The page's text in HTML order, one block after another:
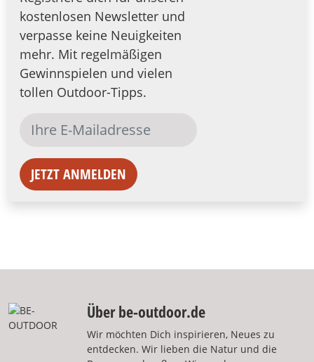
kostenlosen Newsletter und
verpasse keine Neuigkeiten
mehr. Mit regelmäßigen
Gewinnspielen und vielen
tollen Outdoor-Tipps.
JETZT ANMELDEN
Über be-outdoor.de
Wir möchten Dich inspirieren, Neues zu
entdecken. Wir lieben die Natur und die